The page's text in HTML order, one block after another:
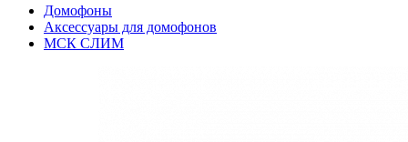
Домофоны
Аксессуары для домофонов
МСК СЛИМ